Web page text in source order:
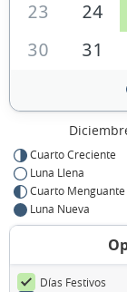
23
24
30
31
Cuarto Creciente
Luna Llena
Cuarto Menguante
Luna Nueva
Días Festivos